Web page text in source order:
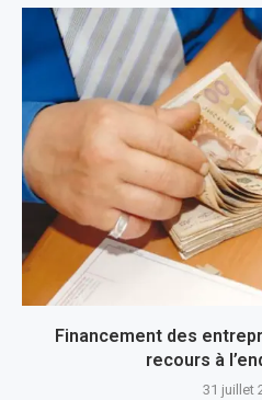
Financement des
recours à
31 juillet